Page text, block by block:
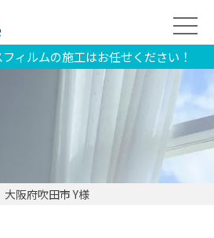
ィルムの施工はお任せください！
大阪府吹田市 Y様